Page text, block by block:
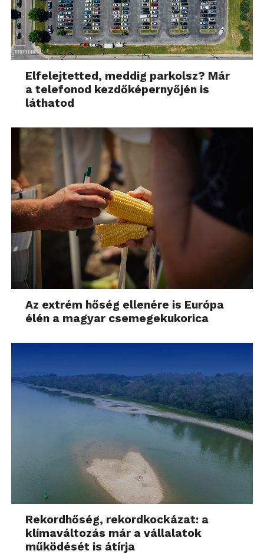
Elfelejtetted, meddig parkolsz? Már
a telefonod kezdőképernyőjén is
láthatod
Az extrém hőség ellenére is Európa
élén a magyar csemegekukorica
Rekordhőség, rekordkockázat: a
klímaváltozás már a vállalatok
működését is átírja